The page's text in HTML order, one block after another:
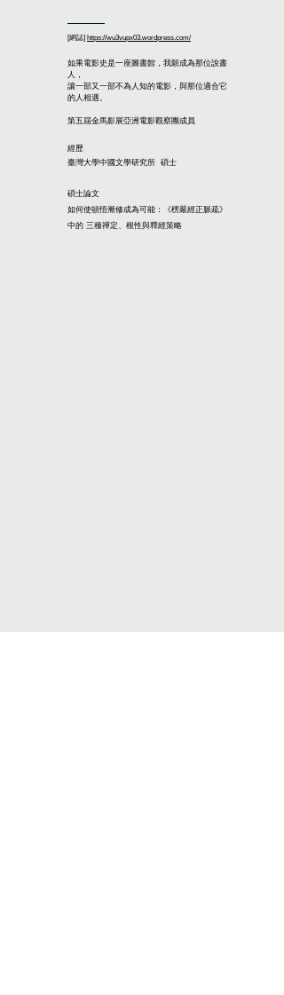
[網誌] https://wu3vupx03.wordpress.com/
如果電影史是一座圖書館，我願成為那位說書
人，
讓一部又一部不為人知的電影，與那位適合它
的人相遇。
第五屆金馬影展亞洲電影觀察團成員
經歷
臺灣大學中國文學研究所 碩士
碩士論文
如何使頓悟漸修成為可能：《楞嚴經正脈疏》
中的 三種禪定、根性與釋經策略